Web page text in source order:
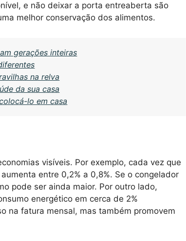
e não deixar a porta entreaberta são
melhor conservação dos alimentos.
gerações inteiras
na relva
da sua casa
lo em casa
visíveis. Por exemplo, cada vez que
entre 0,2% a 0,8%. Se o congelador
pode ser ainda maior. Por outro lado,
energético em cerca de 2%
na fatura mensal, mas também promovem